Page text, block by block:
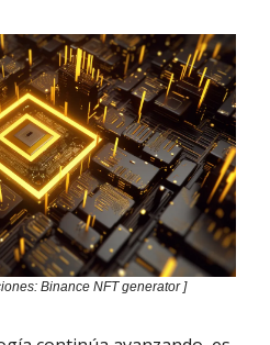
Binance NFT generator ]